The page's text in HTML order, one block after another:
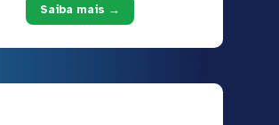
Saiba mais →